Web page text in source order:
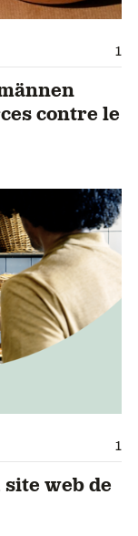
1
contre le
1
web de